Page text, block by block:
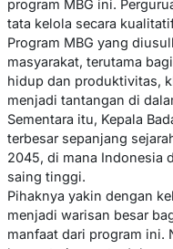
program MBG ini.
tata kelola secara
Program MBG yang
masyarakat, terutama
hidup dan produktivitas,
menjadi tantangan di
Sementara itu, Kepala
terbesar sepanjang
2045, di mana Indonesia
saing tinggi.
Pihaknya yakin dengan
menjadi warisan besar
manfaat dari program ini.